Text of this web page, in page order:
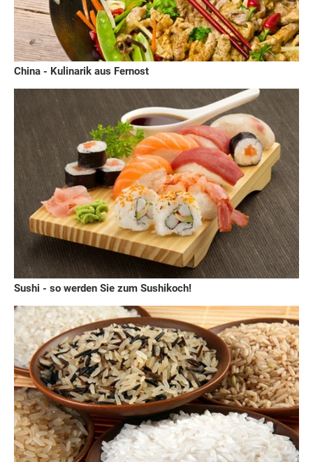
China - Kulinarik aus Fernost
Sushi - so werden Sie zum Sushikoch!